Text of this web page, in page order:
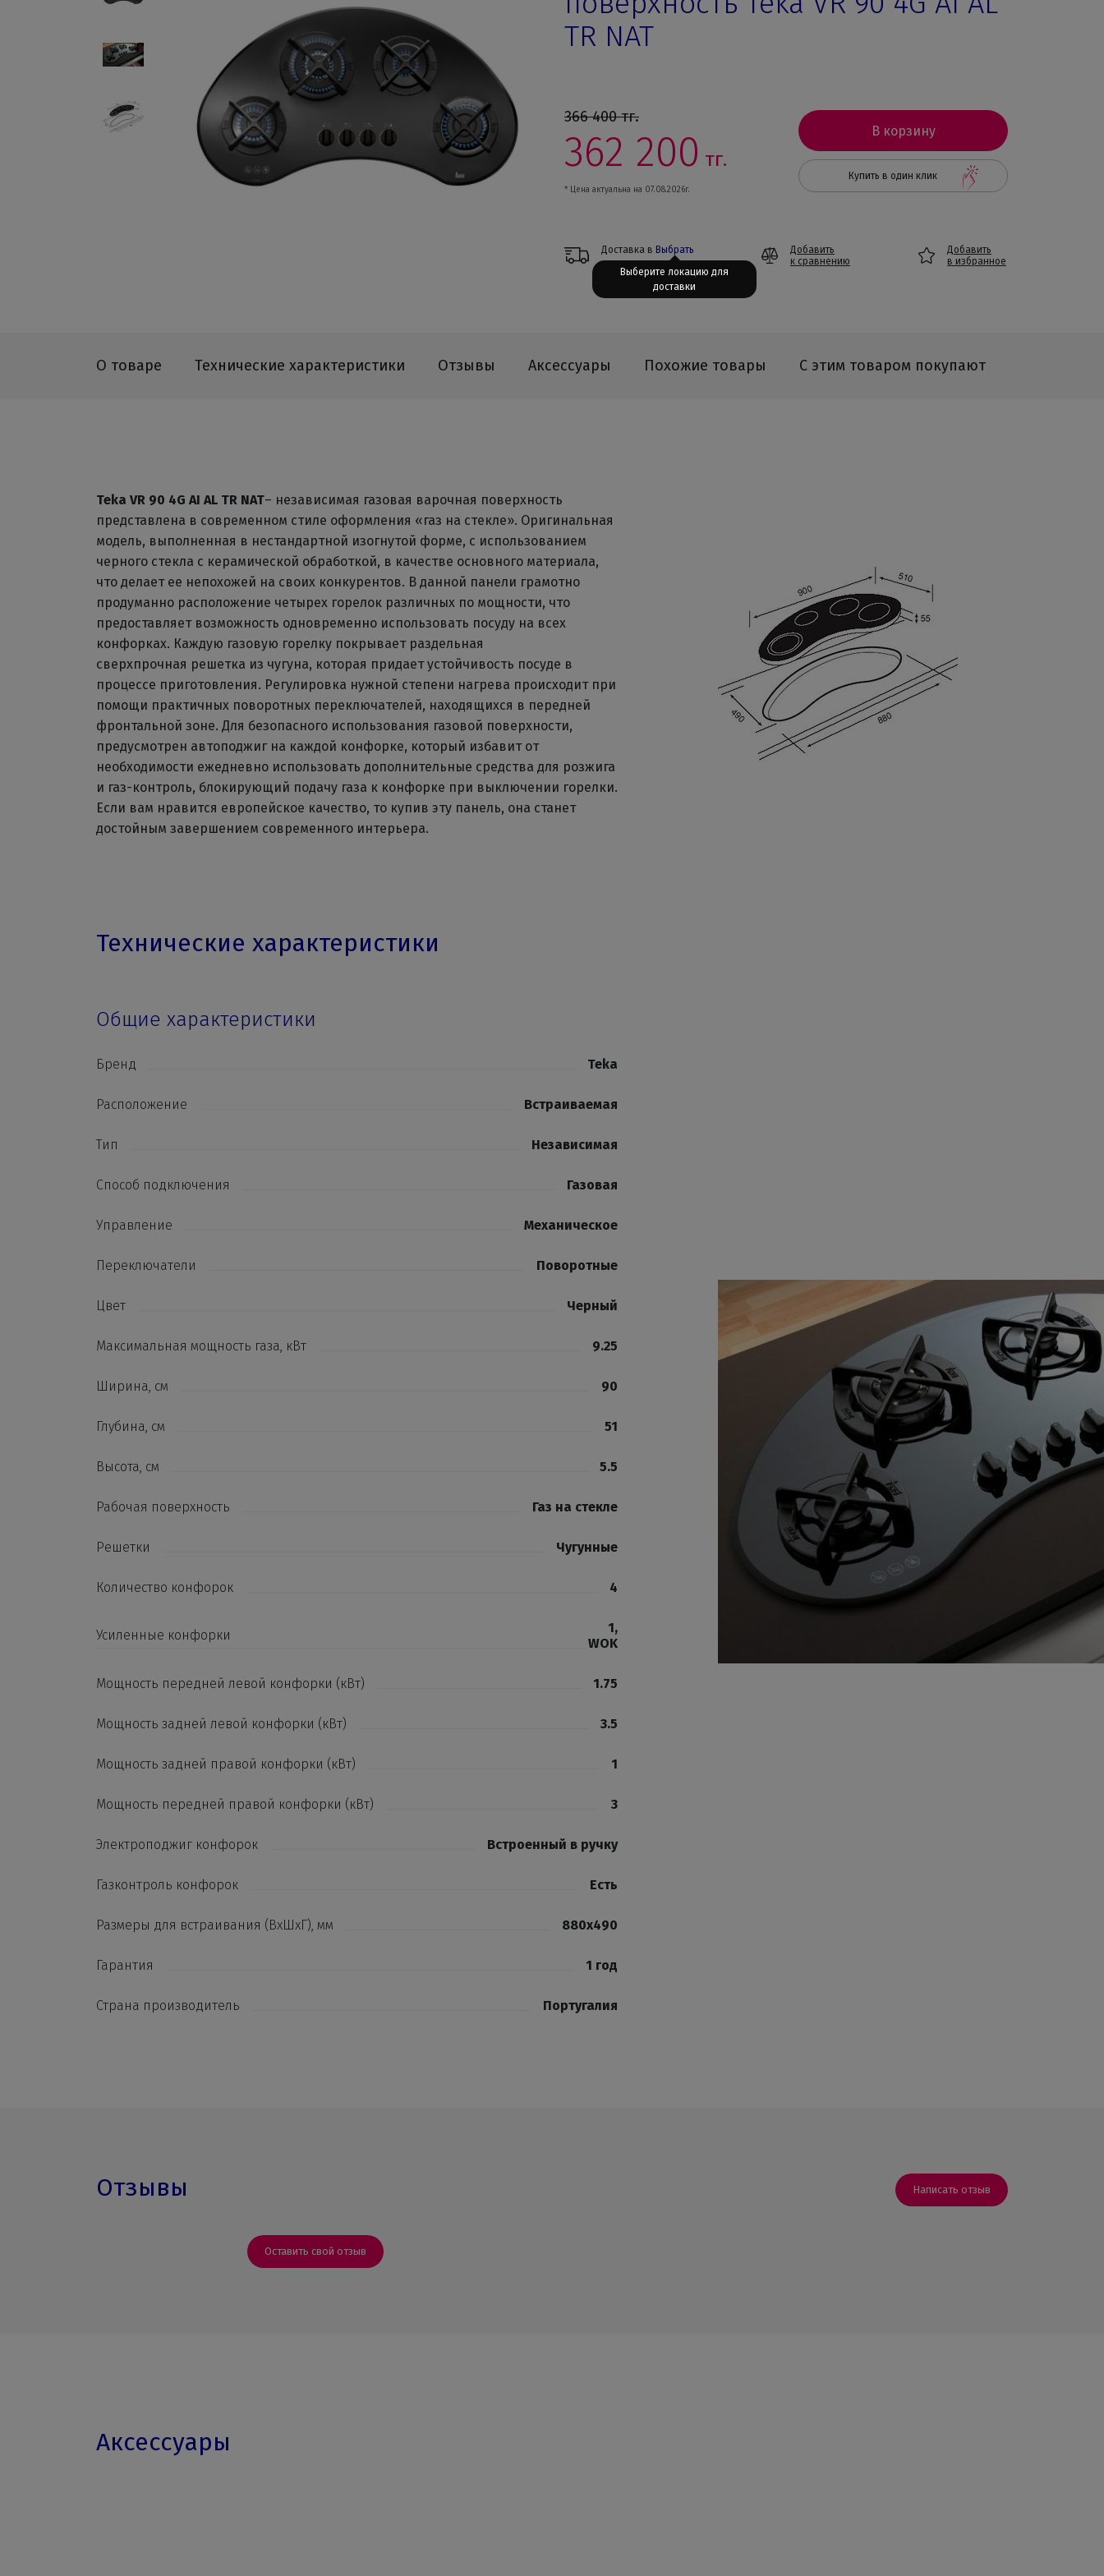
TR NAT
366 400тг.
362 200 тг.
* Цена актуальна на 07.08.2026г.
В корзину
Купить в один клик
Доставка в Выбрать
Добавить
к сравнению
Добавить
в избранное
О товаре Технические характеристики Отзывы Аксессуары Похожие товары С этим товаром покупают
Teka VR 90 4G AI AL TR NAT– независимая газовая варочная поверхность
представлена в современном стиле оформления «газ на стекле». Оригинальная
модель, выполненная в нестандартной изогнутой форме, с использованием
черного стекла с керамической обработкой, в качестве основного материала,
что делает ее непохожей на своих конкурентов. В данной панели грамотно
продуманно расположение четырех горелок различных по мощности, что
предоставляет возможность одновременно использовать посуду на всех
конфорках. Каждую газовую горелку покрывает раздельная
сверхпрочная решетка из чугуна, которая придает устойчивость посуде в
процессе приготовления. Регулировка нужной степени нагрева происходит при
помощи практичных поворотных переключателей, находящихся в передней
фронтальной зоне. Для безопасного использования газовой поверхности,
предусмотрен автоподжиг на каждой конфорке, который избавит от
необходимости ежедневно использовать дополнительные средства для розжига
и газ-контроль, блокирующий подачу газа к конфорке при выключении горелки.
Если вам нравится европейское качество, то купив эту панель, она станет
достойным завершением современного интерьера.
Технические характеристики
Общие характеристики
Бренд Teka
Расположение Встраиваемая
Тип Независимая
Способ подключения Газовая
Управление Механическое
Переключатели Поворотные
Цвет Черный
Максимальная мощность газа, кВт 9.25
Ширина, см 90
Глубина, см 51
Высота, см 5.5
Рабочая поверхность Газ на стекле
Решетки Чугунные
Количество конфорок 4
Усиленные конфорки 1,
WOK
Мощность передней левой конфорки (кВт) 1.75
Мощность задней левой конфорки (кВт) 3.5
Мощность задней правой конфорки (кВт) 1
Мощность передней правой конфорки (кВт) 3
Электроподжиг конфорок Встроенный в ручку
Газконтроль конфорок Есть
Размеры для встраивания (ВхШхГ), мм 880х490
Гарантия 1 год
Страна производитель Португалия
Отзывы Написать отзыв
Оставить свой отзыв
Аксессуары
Выберите локацию для
доставки